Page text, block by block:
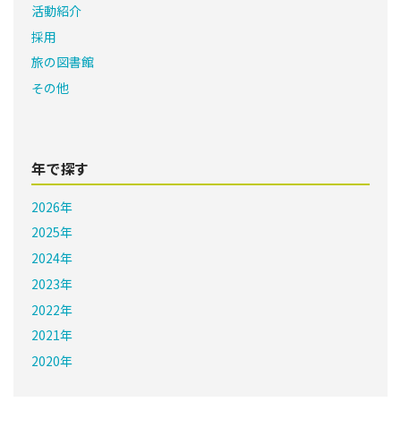
活動紹介
採用
旅の図書館
その他
年で探す
2026年
2025年
2024年
2023年
2022年
2021年
2020年